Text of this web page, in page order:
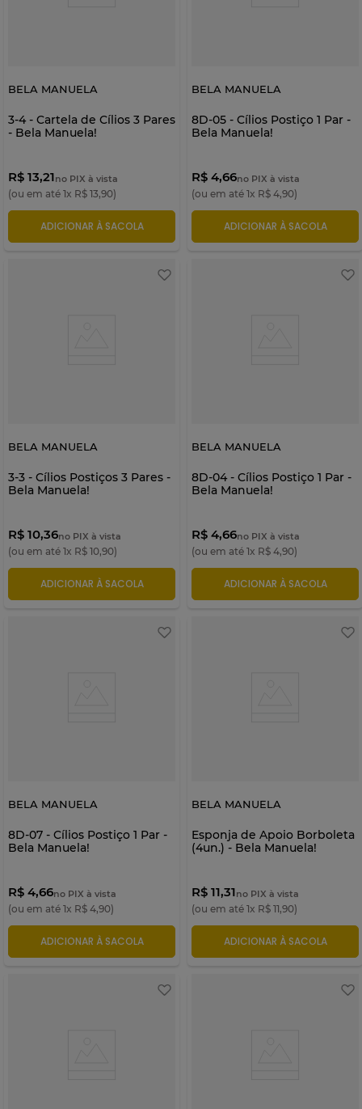
BELA MANUELA
3-4 - Cartela de Cílios 3 Pares
- Bela Manuela!
R$ 13,21no PIX à vista
(ou em até 1x R$ 13,90)
ADICIONAR À SACOLA
BELA MANUELA
8D-05 - Cílios Postiço 1 Par -
Bela Manuela!
R$ 4,66no PIX à vista
(ou em até 1x R$ 4,90)
ADICIONAR À SACOLA
BELA MANUELA
3-3 - Cílios Postiços 3 Pares -
Bela Manuela!
R$ 10,36no PIX à vista
(ou em até 1x R$ 10,90)
ADICIONAR À SACOLA
BELA MANUELA
8D-04 - Cílios Postiço 1 Par -
Bela Manuela!
R$ 4,66no PIX à vista
(ou em até 1x R$ 4,90)
ADICIONAR À SACOLA
BELA MANUELA
8D-07 - Cílios Postiço 1 Par -
Bela Manuela!
R$ 4,66no PIX à vista
(ou em até 1x R$ 4,90)
ADICIONAR À SACOLA
BELA MANUELA
Esponja de Apoio Borboleta
(4un.) - Bela Manuela!
R$ 11,31no PIX à vista
(ou em até 1x R$ 11,90)
ADICIONAR À SACOLA